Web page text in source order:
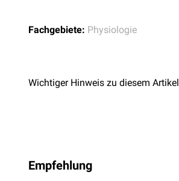
Fachgebiete: Physiologie
Wichtiger Hinweis zu diesem Artikel
Empfehlung